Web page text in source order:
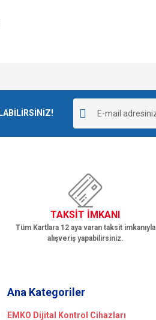
TAKSİT İMKANI
Tüm Kartlara 12 aya varan taksit imkanıyla
alışveriş yapabilirsiniz.
Ana Kategoriler
EMKO Dijital Kontrol Cihazları